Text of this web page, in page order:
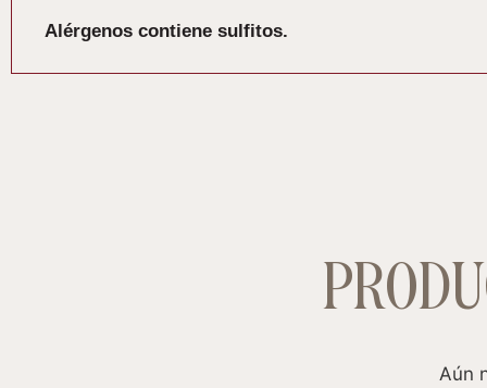
Alérgenos contiene sulfitos.
Aún